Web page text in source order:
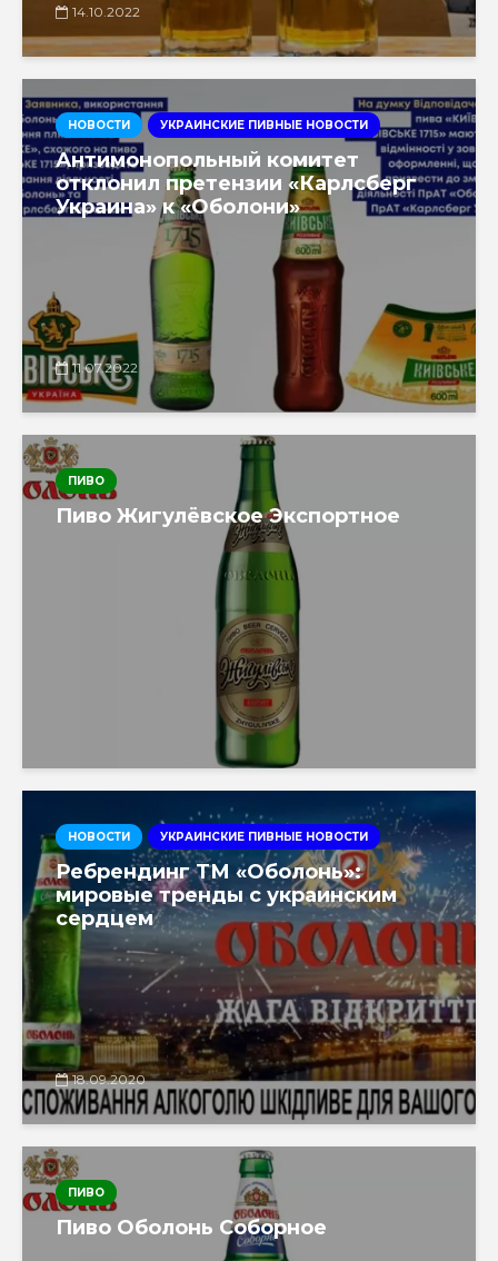
14.10.2022
НОВОСТИ УКРАИНСКИЕ ПИВНЫЕ НОВОСТИ
Антимонопольный комитет
отклонил претензии «Карлсберг
Украина» к «Оболони»
11.07.2022
ПИВО
Пиво Жигулёвское Экспортное
НОВОСТИ УКРАИНСКИЕ ПИВНЫЕ НОВОСТИ
Ребрендинг ТМ «Оболонь»:
мировые тренды с украинским
сердцем
18.09.2020
ПИВО
Пиво Оболонь Соборное